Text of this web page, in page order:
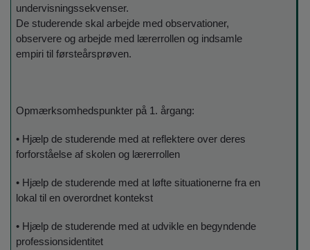
undervisningssekvenser.
De studerende skal arbejde med observationer,
observere og arbejde med lærerrollen og indsamle
empiri til førsteårsprøven.
Opmærksomhedspunkter på 1. årgang:
• Hjælp de studerende med at reflektere over deres
forforståelse af skolen og lærerrollen
• Hjælp de studerende med at løfte situationerne fra en
lokal til en overordnet kontekst
• Hjælp de studerende med at udvikle en begyndende
professionsidentitet